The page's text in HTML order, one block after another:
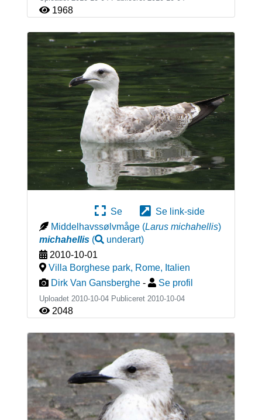
1968
Se
Se link-side
Middelhavssølvmåge (Larus michahellis)
michahellis( underart)
2010-10-01
Villa Borghese park, Rome, Italien
Dirk Van Gansberghe - Se profil
Uploadet 2010-10-04 Publiceret 2010-10-04
2048